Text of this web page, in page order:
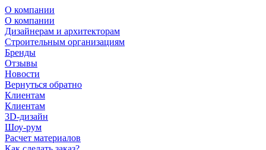
О компании
О компании
Дизайнерам и архитекторам
Строительным организациям
Бренды
Отзывы
Новости
Вернуться обратно
Клиентам
Клиентам
3D-дизайн
Шоу-рум
Расчет материалов